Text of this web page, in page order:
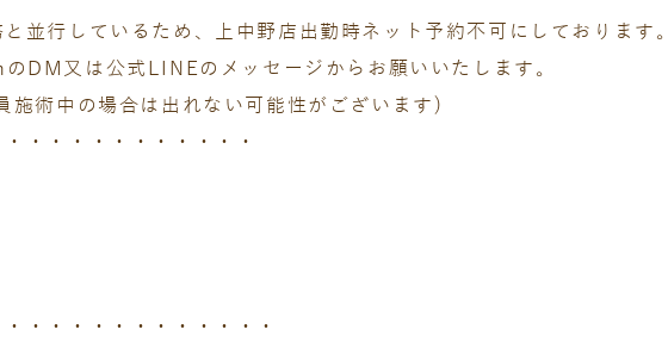
並行しているため、上中野店出勤時ネット予約不可にしております。
DM又は公式LINEのメッセージからお願いいたします。
施術中の場合は出れない可能性がございます)
・・・・・・・・・・・
・・・・・・・・・・・・